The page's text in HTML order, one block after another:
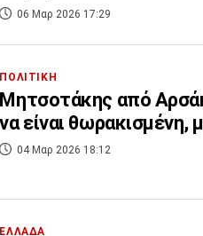
06 Μαρ 2026 17:29
ΠΟΛΙΤΙΚΗ
Μητσοτάκης από
να είναι θωρακισμένη,
04 Μαρ 2026 18:12
ΕΛΛΑΔΑ